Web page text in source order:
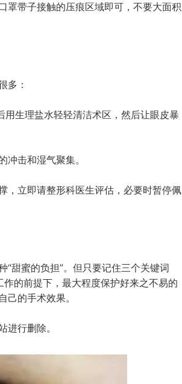
带子接触的压痕区域即可，不要大面积
多：
生理盐水轻轻清洁术区，然后让眼皮暴
击和湿气聚集。
立即请整形科医生评估，必要时暂停佩
蜜的负担”。但只要记住三个关键词
的前提下，最大程度保护好来之不易的
的手术效果。
行删除。